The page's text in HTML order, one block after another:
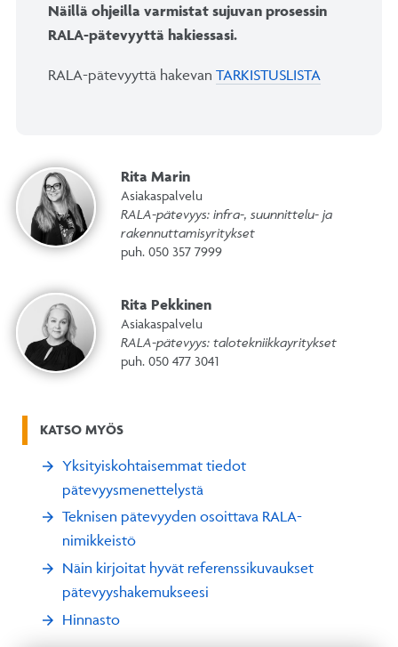
Näillä ohjeilla varmistat sujuvan prosessin
RALA-pätevyyttä hakiessasi.
RALA-pätevyyttä hakevan TARKISTUSLISTA
Rita Marin
Asiakaspalvelu
RALA-pätevyys: infra-, suunnittelu- ja
rakennuttamisyritykset
puh. 050 357 7999
Rita Pekkinen
Asiakaspalvelu
RALA-pätevyys: talotekniikkayritykset
puh. 050 477 3041
KATSO MYÖS
Yksityiskohtaisemmat tiedot
pätevyysmenettelystä
Teknisen pätevyyden osoittava RALA-
nimikkeistö
Näin kirjoitat hyvät referenssikuvaukset
pätevyyshakemukseesi
Hinnasto